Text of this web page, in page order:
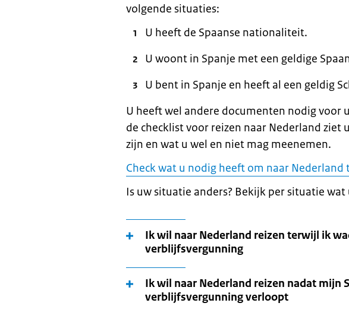
volgende situaties:
U heeft de Spaanse nationaliteit.
U woont in Spanje met een geldige
U bent in Spanje en heeft al een geldig
U heeft wel andere documenten nodig voor
de checklist voor reizen naar Nederland ziet
zijn en wat u wel en niet mag meenemen.
Check wat u nodig heeft om naar Nederland
Is uw situatie anders? Bekijk per situatie
Ik wil naar Nederland reizen terwijl ik
verblijfsvergunning
Ik wil naar Nederland reizen nadat mijn
verblijfsvergunning verloopt